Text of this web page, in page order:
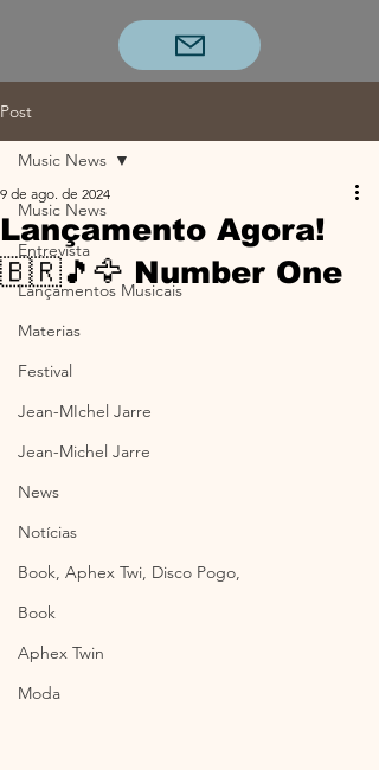
Post
Music News
Entrevista
Lançamentos Musicais
Materias
Festival
Jean-MIchel Jarre
Jean-Michel Jarre
News
Notícias
Book, Aphex Twi, Disco Pogo,
Book
Aphex Twin
Moda
Music News
Lançamento Agora!
🇧🇷🎵🦅 Number One
9 de ago. de 2024